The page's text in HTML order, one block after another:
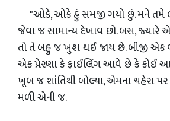
"ઓકે, ઓકે હું સમજી ગયો છું. મને તમે
જેવા જ સામાન્ય દેખાવ છો. બસ, જ્યારે
તો તે બહુ જ ખુશ થઈ જાય છે. બીજી એક
એક પ્રેરણા કે ફાઈલિંગ આવે છે કે
ખૂબ જ શાંતિથી બોલ્યા, એમના ચહેરા પર
મળી એની જ.